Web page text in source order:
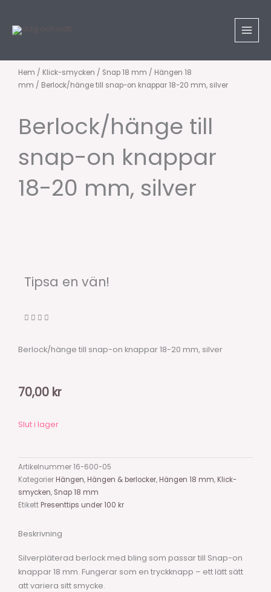
innehåll
Hem / Klick-smycken / Snap 18 mm / Hängen 18
mm / Berlock/hänge till snap-on knappar 18-20 mm, silver
Berlock/hänge till
snap-on knappar
18-20 mm, silver
Tipsa en vän!
Berlock/hänge till snap-on knappar 18-20 mm, silver
70,00 kr
Slut i lager
Artikelnummer16-600-05
Kategorier Hängen, Hängen & berlocker, Hängen 18 mm, Klick-
smycken, Snap 18 mm
Etikett Presenttips under 100 kr
Beskrivning
Silverpläterad berlock med bling som passar till Snap-on
knappar 18 mm. Fungerar som en tryckknapp – ett lätt sätt
att variera sitt smycke.